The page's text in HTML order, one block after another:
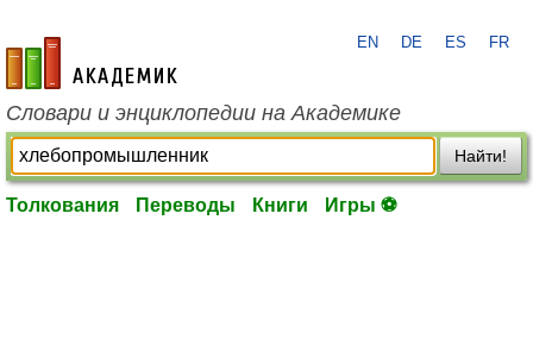
academic.ru
EN DE ES FR
Словари и энциклопедии на Академике
Найти!
Толкования Переводы Книги Игры ⚽